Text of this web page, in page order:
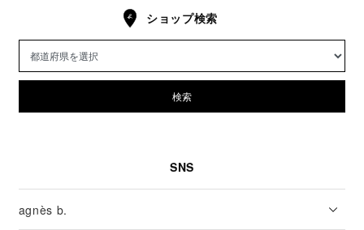
ショップ検索
検索
SNS
agnès b.